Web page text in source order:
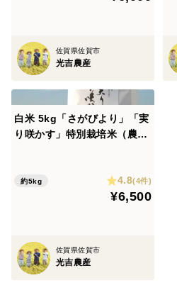
・記入例 熨斗 御祝 光
佐賀県佐賀市
光吉農産
白米 5kg「さがびより」「実
り咲かす」特別栽培米（農
約5kg 4.8(4件)
¥6,500
佐賀県佐賀市
光吉農産